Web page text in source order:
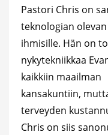
Pastori Chris on
teknologian
ihmisille. Hän on
nykytekniikkaa
kaikkiin maailman
kansakuntiin,
terveyden
Chris on siis